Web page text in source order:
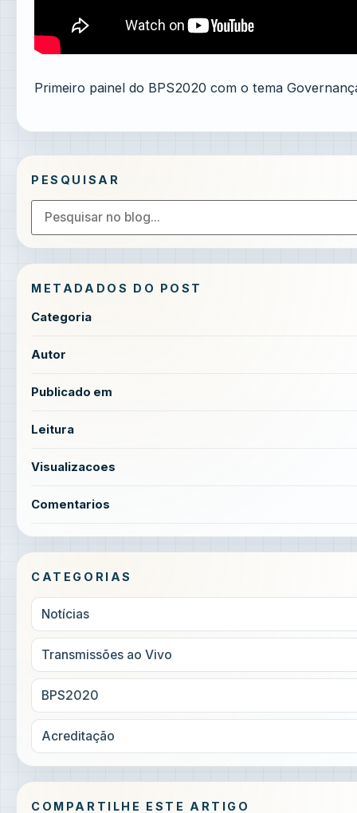
Primeiro painel do BPS2020 com o tema
PESQUISAR
METADADOS DO POST
Categoria
Autor
Publicado em
Leitura
Visualizacoes
Comentarios
CATEGORIAS
Notícias
Transmissões ao Vivo
BPS2020
Acreditação
COMPARTILHE ESTE ARTIGO